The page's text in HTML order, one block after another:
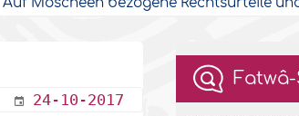
Auf Moscheen bezogene Rechtsurteile
24-10-2017